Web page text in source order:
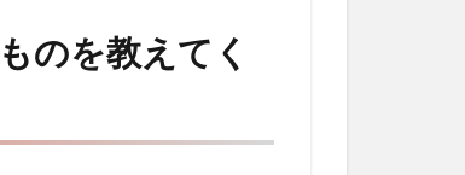
のを教えてく